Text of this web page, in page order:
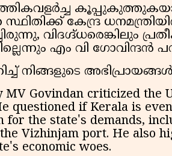
കേന്ദ്ര
വിദഗ്ദ്ധരെങ്കിലും
എം വി ഗോവിന്ദൻ
നിങ്ങളുടെ
MV Govindan criticized the
questioned if Kerala is
for the state's demands,
Vizhinjam port. He also
economic woes.